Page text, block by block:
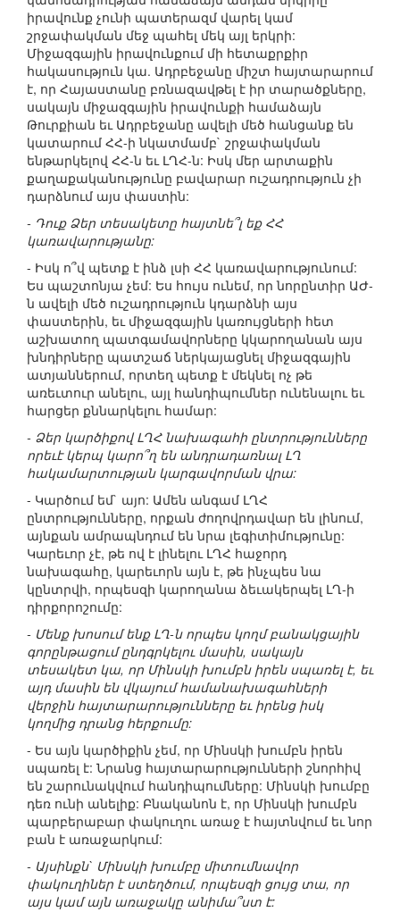
իրավունք չունի պատերազմ վարել կամ
շրջափակման մեջ պահել մեկ այլ երկրի:
Միջազգային իրավունքում մի հետաքրքիր
հակասություն կա. Ադրբեջանը միշտ հայտարարում
է, որ Հայաստանը բռնազավթել է իր տարածքները,
սակայն միջազգային իրավունքի համաձայն
Թուրքիան եւ Ադրբեջանը ավելի մեծ հանցանք են
կատարում ՀՀ-ի նկատմամբ` շրջափակման
ենթարկելով ՀՀ-ն եւ ԼՂՀ-ն: Իսկ մեր արտաքին
քաղաքականությունը բավարար ուշադրություն չի
դարձնում այս փաստին:
- Դուք Ձեր տեսակետը հայտնե՞լ եք ՀՀ
կառավարությանը:
- Իսկ ո՞վ պետք է ինձ լսի ՀՀ կառավարությունում:
Ես պաշտոնյա չեմ: Ես հույս ունեմ, որ նորընտիր ԱԺ-
ն ավելի մեծ ուշադրություն կդարձնի այս
փաստերին, եւ միջազգային կառույցների հետ
աշխատող պատգամավորները կկարողանան այս
խնդիրները պատշաճ ներկայացնել միջազգային
ատյաններում, որտեղ պետք է մեկնել ոչ թե
առեւտուր անելու, այլ հանդիպումներ ունենալու եւ
հարցեր քննարկելու համար:
- Ձեր կարծիքով ԼՂՀ նախագահի ընտրությունները
որեւէ կերպ կարո՞ղ են անդրադառնալ ԼՂ
հակամարտության կարգավորման վրա:
- Կարծում եմ` այո: Ամեն անգամ ԼՂՀ
ընտրությունները, որքան ժողովրդավար են լինում,
այնքան ամրապնդում են նրա լեգիտիմությունը:
Կարեւոր չէ, թե ով է լինելու ԼՂՀ հաջորդ
նախագահը, կարեւորն այն է, թե ինչպես նա
կընտրվի, որպեսզի կարողանա ձեւակերպել ԼՂ-ի
դիրքորոշումը:
- Մենք խոսում ենք ԼՂ-ն որպես կողմ բանակցային
գորընթացում ընդգրկելու մասին, սակայն
տեսակետ կա, որ Մինսկի խումբն իրեն սպառել է, եւ
այդ մասին են վկայում համանախագահների
վերջին հայտարարությունները եւ իրենց իսկ
կողմից դրանց հերքումը:
- Ես այն կարծիքին չեմ, որ Մինսկի խումբն իրեն
սպառել է: Նրանց հայտարարությունների շնորհիվ
են շարունակվում հանդիպումները: Մինսկի խումբը
դեռ ունի անելիք: Բնականոն է, որ Մինսկի խումբն
պարբերաբար փակուղու առաջ է հայտնվում եւ նոր
բան է առաջարկում:
- Այսինքն` Մինսկի խումբը միտումնավոր
փակուղիներ է ստեղծում, որպեսզի ցույց տա, որ
այս կամ այն առաջակը անիմա՞ստ է: